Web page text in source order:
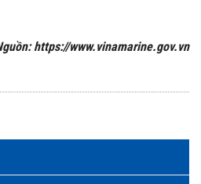
https://www.vinamarine.gov.vn